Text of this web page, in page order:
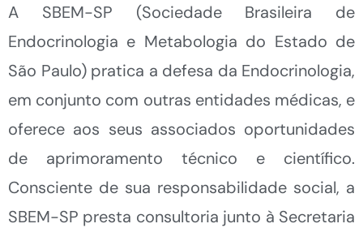
A SBEM-SP (Sociedade Brasileira de
Endocrinologia e Metabologia do Estado de
São Paulo) pratica a defesa da Endocrinologia,
em conjunto com outras entidades médicas, e
oferece aos seus associados oportunidades
de aprimoramento técnico e científico.
Consciente de sua responsabilidade social, a
SBEM-SP presta consultoria junto à Secretaria